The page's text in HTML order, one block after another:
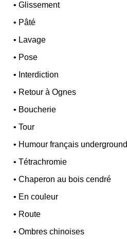
•Glissement
• Pâté
• Lavage
• Pose
• Interdiction
• Retour à Ognes
• Boucherie
•Tour
• Humour français underground
•Tétrachromie
•Chaperon au bois cendré
• En couleur
• Route
•Ombres chinoises